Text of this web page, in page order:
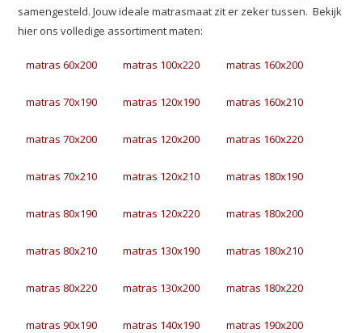
samengesteld. Jouw ideale matrasmaat zit er zeker tussen. Bekijk
hier ons volledige assortiment maten:
matras 60x200 matras 100x220 matras 160x200
matras 70x190 matras 120x190 matras 160x210
matras 70x200 matras 120x200 matras 160x220
matras 70x210 matras 120x210 matras 180x190
matras 80x190 matras 120x220 matras 180x200
matras 80x210 matras 130x190 matras 180x210
matras 80x220 matras 130x200 matras 180x220
matras 90x190 matras 140x190 matras 190x200